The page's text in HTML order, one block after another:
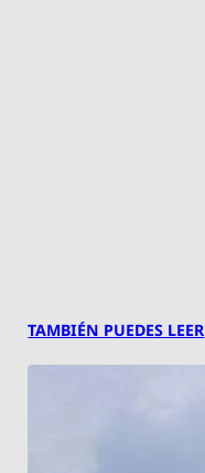
TAMBIÉN PUEDES LEER